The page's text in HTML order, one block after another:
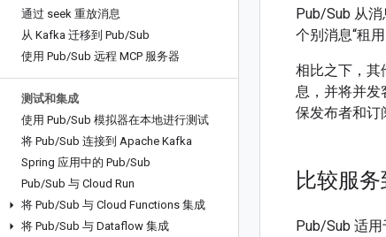
通过 seek 重放消息
从 Kafka 迁移到 Pub/Sub
使用 Pub/Sub 远程 MCP 服务器
测试和集成
使用 Pub/Sub 模拟器在本地进行测试
将 Pub/Sub 连接到 Apache Kafka
Spring 应用中的 Pub/Sub
Pub/Sub 与 Cloud Run
将 Pub/Sub 与 Cloud Functions 集成
将 Pub/Sub 与 Dataflow 集成
Pub/Sub 从
个别消息“租
相比之下，其
息，并将并发
保发布者和订
比较服
Pub/Sub 适